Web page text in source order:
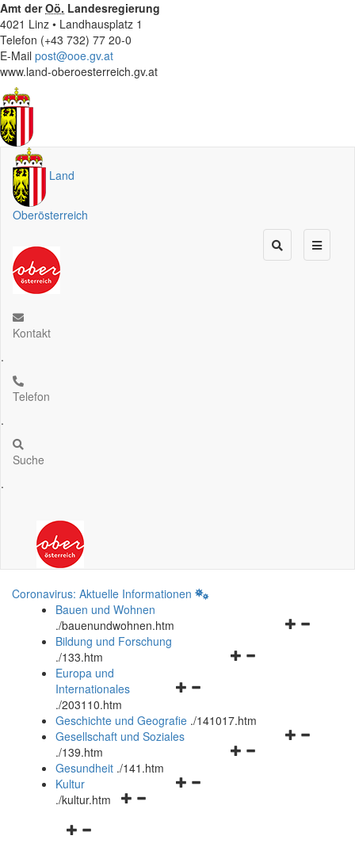
Amt derOö. Landesregierung
4021 Linz • Landhausplatz 1
Telefon (+43 732) 77 20-0
E-Mail post@ooe.gv.at
www.land-oberoesterreich.gv.at
Land
Oberösterreich
Kontakt
.
Telefon
.
Suche
.
Coronavirus: Aktuelle Informationen
Bauen und Wohnen
./bauenundwohnen.htm
Navigationsmenü
Bildung und Forschung
./133.htm
Navigationsmenü
und
schließen
Europa und
Internationales
./203110.htm
Geschichte und Geografie ./141017.htm
Navigationsmenü
Gesellschaft und Soziales
./139.htm
Navigationsmenü
Gesundheit ./141.htm
Navigationsmenü
Kultur
./kultur.htm
Navigationsmenü